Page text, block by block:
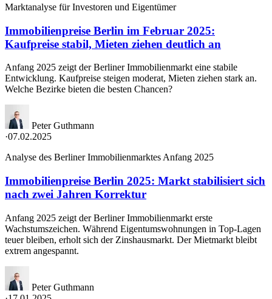
Marktanalyse für Investoren und Eigentümer
Immobilienpreise Berlin im Februar 2025:
Kaufpreise stabil, Mieten ziehen deutlich an
Anfang 2025 zeigt der Berliner Immobilienmarkt eine stabile
Entwicklung. Kaufpreise steigen moderat, Mieten ziehen stark an.
Welche Bezirke bieten die besten Chancen?
Peter Guthmann
·07.02.2025
Analyse des Berliner Immobilienmarktes Anfang 2025
Immobilienpreise Berlin 2025: Markt stabilisiert sich
nach zwei Jahren Korrektur
Anfang 2025 zeigt der Berliner Immobilienmarkt erste
Wachstumszeichen. Während Eigentumswohnungen in Top-Lagen
teuer bleiben, erholt sich der Zinshausmarkt. Der Mietmarkt bleibt
extrem angespannt.
Peter Guthmann